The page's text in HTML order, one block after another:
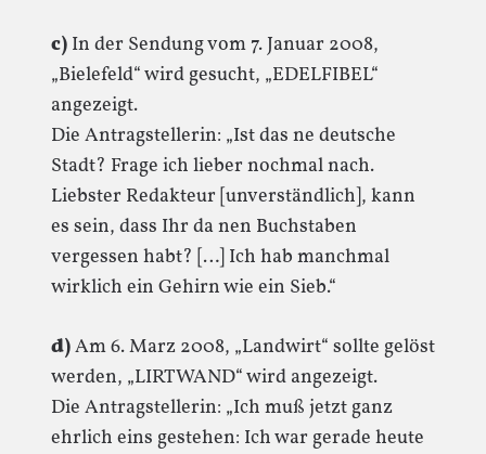
c) In der Sendung vom 7. Januar 2008,
„Bielefeld“ wird gesucht, „EDELFIBEL“
angezeigt.
Die Antragstellerin: „Ist das ne deutsche
Stadt? Frage ich lieber nochmal nach.
Liebster Redakteur [unverständlich], kann
es sein, dass Ihr da nen Buchstaben
vergessen habt? […] Ich hab manchmal
wirklich ein Gehirn wie ein Sieb.“
d)Am 6. Marz 2008, „Landwirt“ sollte gelöst
werden, „LIRTWAND“ wird angezeigt.
Die Antragstellerin: „Ich muß jetzt ganz
ehrlich eins gestehen: Ich war gerade heute